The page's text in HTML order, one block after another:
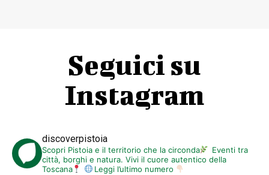
Seguici su
Instagram
discoverpistoia
Scopri Pistoia e il territorio che la circonda
Eventi tra
città, borghi e natura. Vivi il cuore autentico della
Toscana
Leggi l’ultimo numero